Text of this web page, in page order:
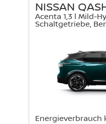
NISSAN
Acenta 1,3 l Mild-
Schaltgetriebe,
Energieverbrauch